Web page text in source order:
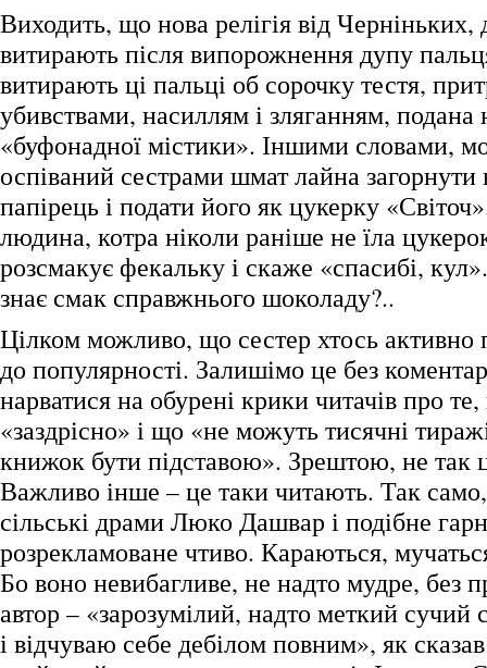
Виходить, що нова релігія від
витирають після випорожнення дупу
витирають ці пальці об сорочку тестя,
убивствами, насиллям і зляганням, подана
«буфонадної містики». Іншими словами,
оспіваний сестрами шмат лайна загорнути
папірець і подати його як цукерку
людина, котра ніколи раніше не їла
розсмакує фекальку і скаже «спасибі,
знає смак справжнього шоколаду?..
Цілком можливо, що сестер хтось активно
до популярності. Залишімо це без
нарватися на обурені крики читачів про
«заздрісно» і що «не можуть тисячні
книжок бути підставою». Зрештою, не так
Важливо інше – це таки читають. Так
сільські драми Люко Дашвар і подібне
розрекламоване чтиво. Караються,
Бо воно невибагливе, не надто мудре, без
автор – «зарозумілий, надто меткий сучий
і відчуваю себе дебілом повним», як